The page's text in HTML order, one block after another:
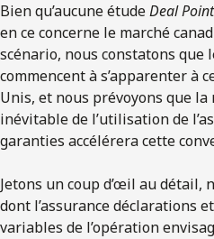
Bien qu’aucune étudeDeal
en ce concerne le marché
scénario, nous constatons que
commencent à s’apparenter à
Unis, et nous prévoyons que
inévitable de l’utilisation de
garanties accélérera cette
Jetons un coup d’œil au détail,
dont l’assurance déclarations
variables de l’opération